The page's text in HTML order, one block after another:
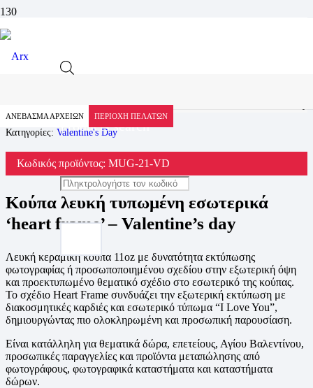
Products search
ΑΝΕΒΑΣΜΑ ΑΡΧΕΙΩΝ ΠΕΡΙΟΧΗ ΠΕΛΑΤΩΝ
Προϊόν
Κούπα λευκή τυπωμένη εσωτερικά ‘heart frame’ – Valentine’s day
Κατηγορίες: Valentine's Day
Κωδικός προϊόντος: MUG-21-VD
Κούπα λευκή τυπωμένη εσωτερικά
‘heart frame’ – Valentine’s day
Λευκή κεραμική κούπα 11oz με δυνατότητα εκτύπωσης
φωτογραφίας ή προσωποποιημένου σχεδίου στην εξωτερική όψη
και προεκτυπωμένο θεματικό σχέδιο στο εσωτερικό της κούπας.
Το σχέδιο Heart Frame συνδυάζει την εξωτερική εκτύπωση με
διακοσμητικές καρδιές και εσωτερικό τύπωμα “I Love You”,
δημιουργώντας πιο ολοκληρωμένη και προσωπική παρουσίαση.
Είναι κατάλληλη για θεματικά δώρα, επετείους, Αγίου Βαλεντίνου,
προσωπικές παραγγελίες και προϊόντα μεταπώλησης από
φωτογράφους, φωτογραφικά καταστήματα και καταστήματα
δώρων.